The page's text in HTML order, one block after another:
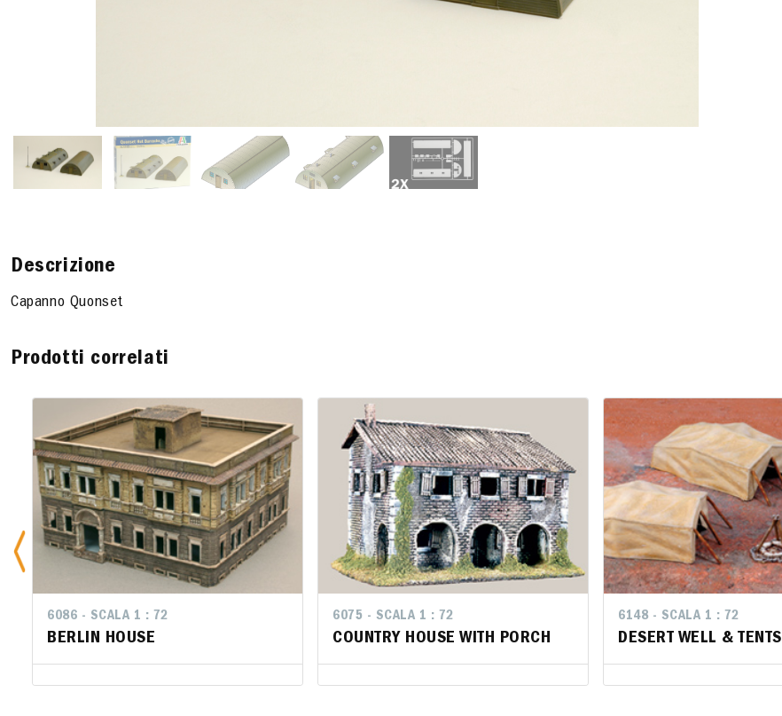
Descrizione
Capanno Quonset
Prodotti correlati
6086 - SCALA 1 : 72
BERLIN HOUSE
6075 - SCALA 1 : 72
COUNTRY HOUSE WITH PORCH
6148 - SCALA 1 : 72
DESERT WELL & TENTS
6075 - SCALA 1 : 72
COUNTRY HOUSE WITH PORCH
6148 - SCALA 1 : 72
DESERT WELL & TENTS